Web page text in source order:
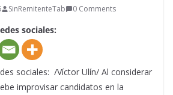
SinRemitenteTab 0 Comments
sociales:
sociales: /Víctor Ulín/ Al considerar
improvisar candidatos en la